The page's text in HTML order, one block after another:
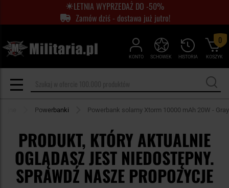
LETNIA WYPRZEDAŻ DO -50%
Zamów dziś - dostawa już jutro!
KONTO HISTORIA
SCHOWEK KOSZYK
0
Powerbanki Powerbank solarny Xtorm 10000 mAh 20W - Gray
PRODUKT, KTÓRY AKTUALNIE
OGLĄDASZ JEST NIEDOSTĘPNY.
SPRAWDŹ NASZE PROPOZYCJE